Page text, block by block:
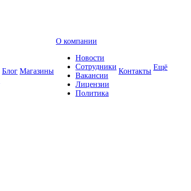
Блог Магазины
О компании
Новости
Сотрудники
Вакансии
Лицензии
Политика
Контакты Ещё